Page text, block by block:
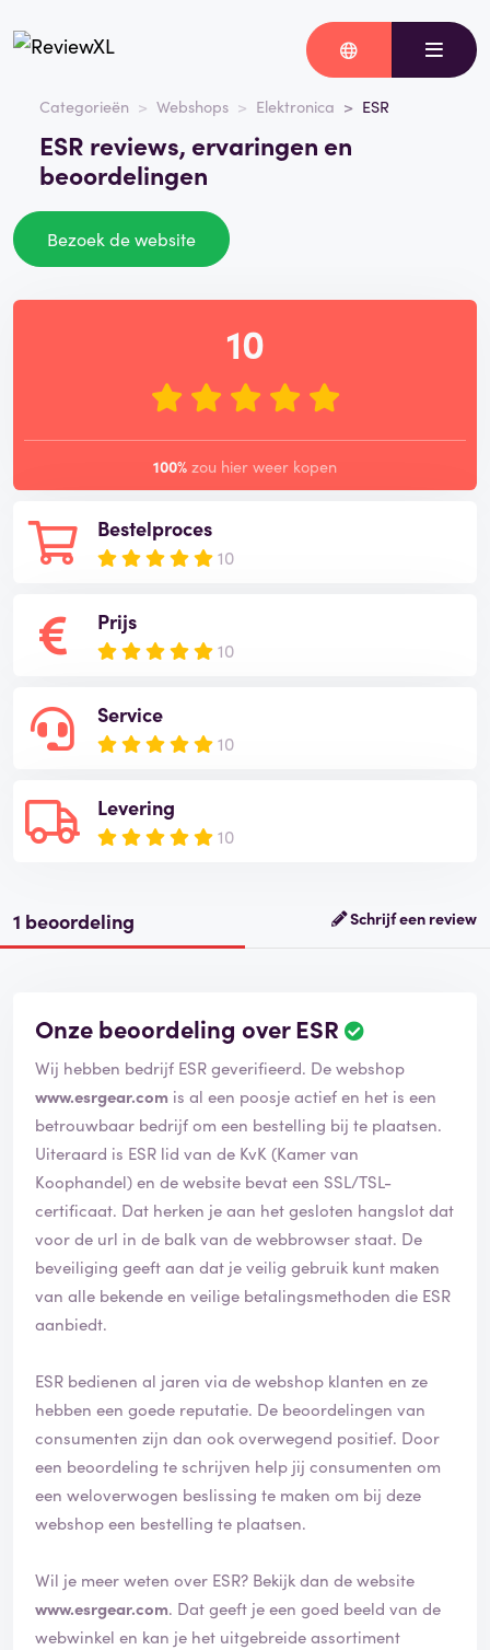
Categorieën Webshops Elektronica ESR
ESR reviews, ervaringen en
beoordelingen
Bezoek de website
Bestelproces
10
Prijs
10
Service
10
Levering
10
10
100% zou hier weer kopen
1 beoordeling Schrijf een review
Onze beoordeling over ESR
B
o
o
r
d
l
i
n
i
s
e
r
i
f
i
e
d
Wij hebben bedrijf ESR geverifieerd. De webshop
www.esrgear.com is al een poosje actief en het is een
betrouwbaar bedrijf om een bestelling bij te plaatsen.
Uiteraard is ESR lid van de KvK (Kamer van
Koophandel) en de website bevat een SSL/TSL-
certificaat. Dat herken je aan het gesloten hangslot dat
voor de url in de balk van de webbrowser staat. De
beveiliging geeft aan dat je veilig gebruik kunt maken
van alle bekende en veilige betalingsmethoden die ESR
aanbiedt.
ESR bedienen al jaren via de webshop klanten en ze
hebben een goede reputatie. De beoordelingen van
consumenten zijn dan ook overwegend positief. Door
een beoordeling te schrijven help jij consumenten om
een weloverwogen beslissing te maken om bij deze
webshop een bestelling te plaatsen.
Wil je meer weten over ESR? Bekijk dan de website
www.esrgear.com. Dat geeft je een goed beeld van de
webwinkel en kan je het uitgebreide assortiment